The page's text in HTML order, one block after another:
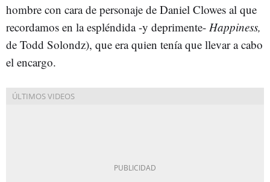
hombre con cara de personaje de Daniel Clowes al que
recordamos en la espléndida -y deprimente- Happiness,
de Todd Solondz), que era quien tenía que llevar a cabo
el encargo.